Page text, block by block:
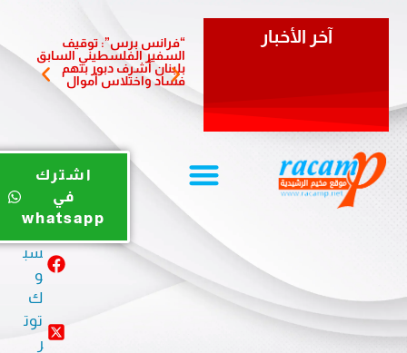
آخر الأخبار
“فرانس برس”: توقيف
السفير الفلسطيني السابق
بلبنان أشرف دبور بتهم
فساد واختلاس أموال
تزور
وتؤكد
يو
ب
سب
و
توت
ر
اشترك
في
whatsapp